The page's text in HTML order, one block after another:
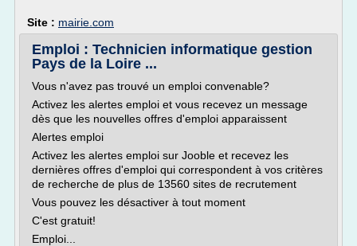
Site : mairie.com
Emploi : Technicien informatique gestion
Pays de la Loire ...
Vous n'avez pas trouvé un emploi convenable?
Activez les alertes emploi et vous recevez un message
dès que les nouvelles offres d'emploi apparaissent
Alertes emploi
Activez les alertes emploi sur Jooble et recevez les
dernières offres d'emploi qui correspondent à vos critères
de recherche de plus de 13560 sites de recrutement
Vous pouvez les désactiver à tout moment
C'est gratuit!
Emploi...